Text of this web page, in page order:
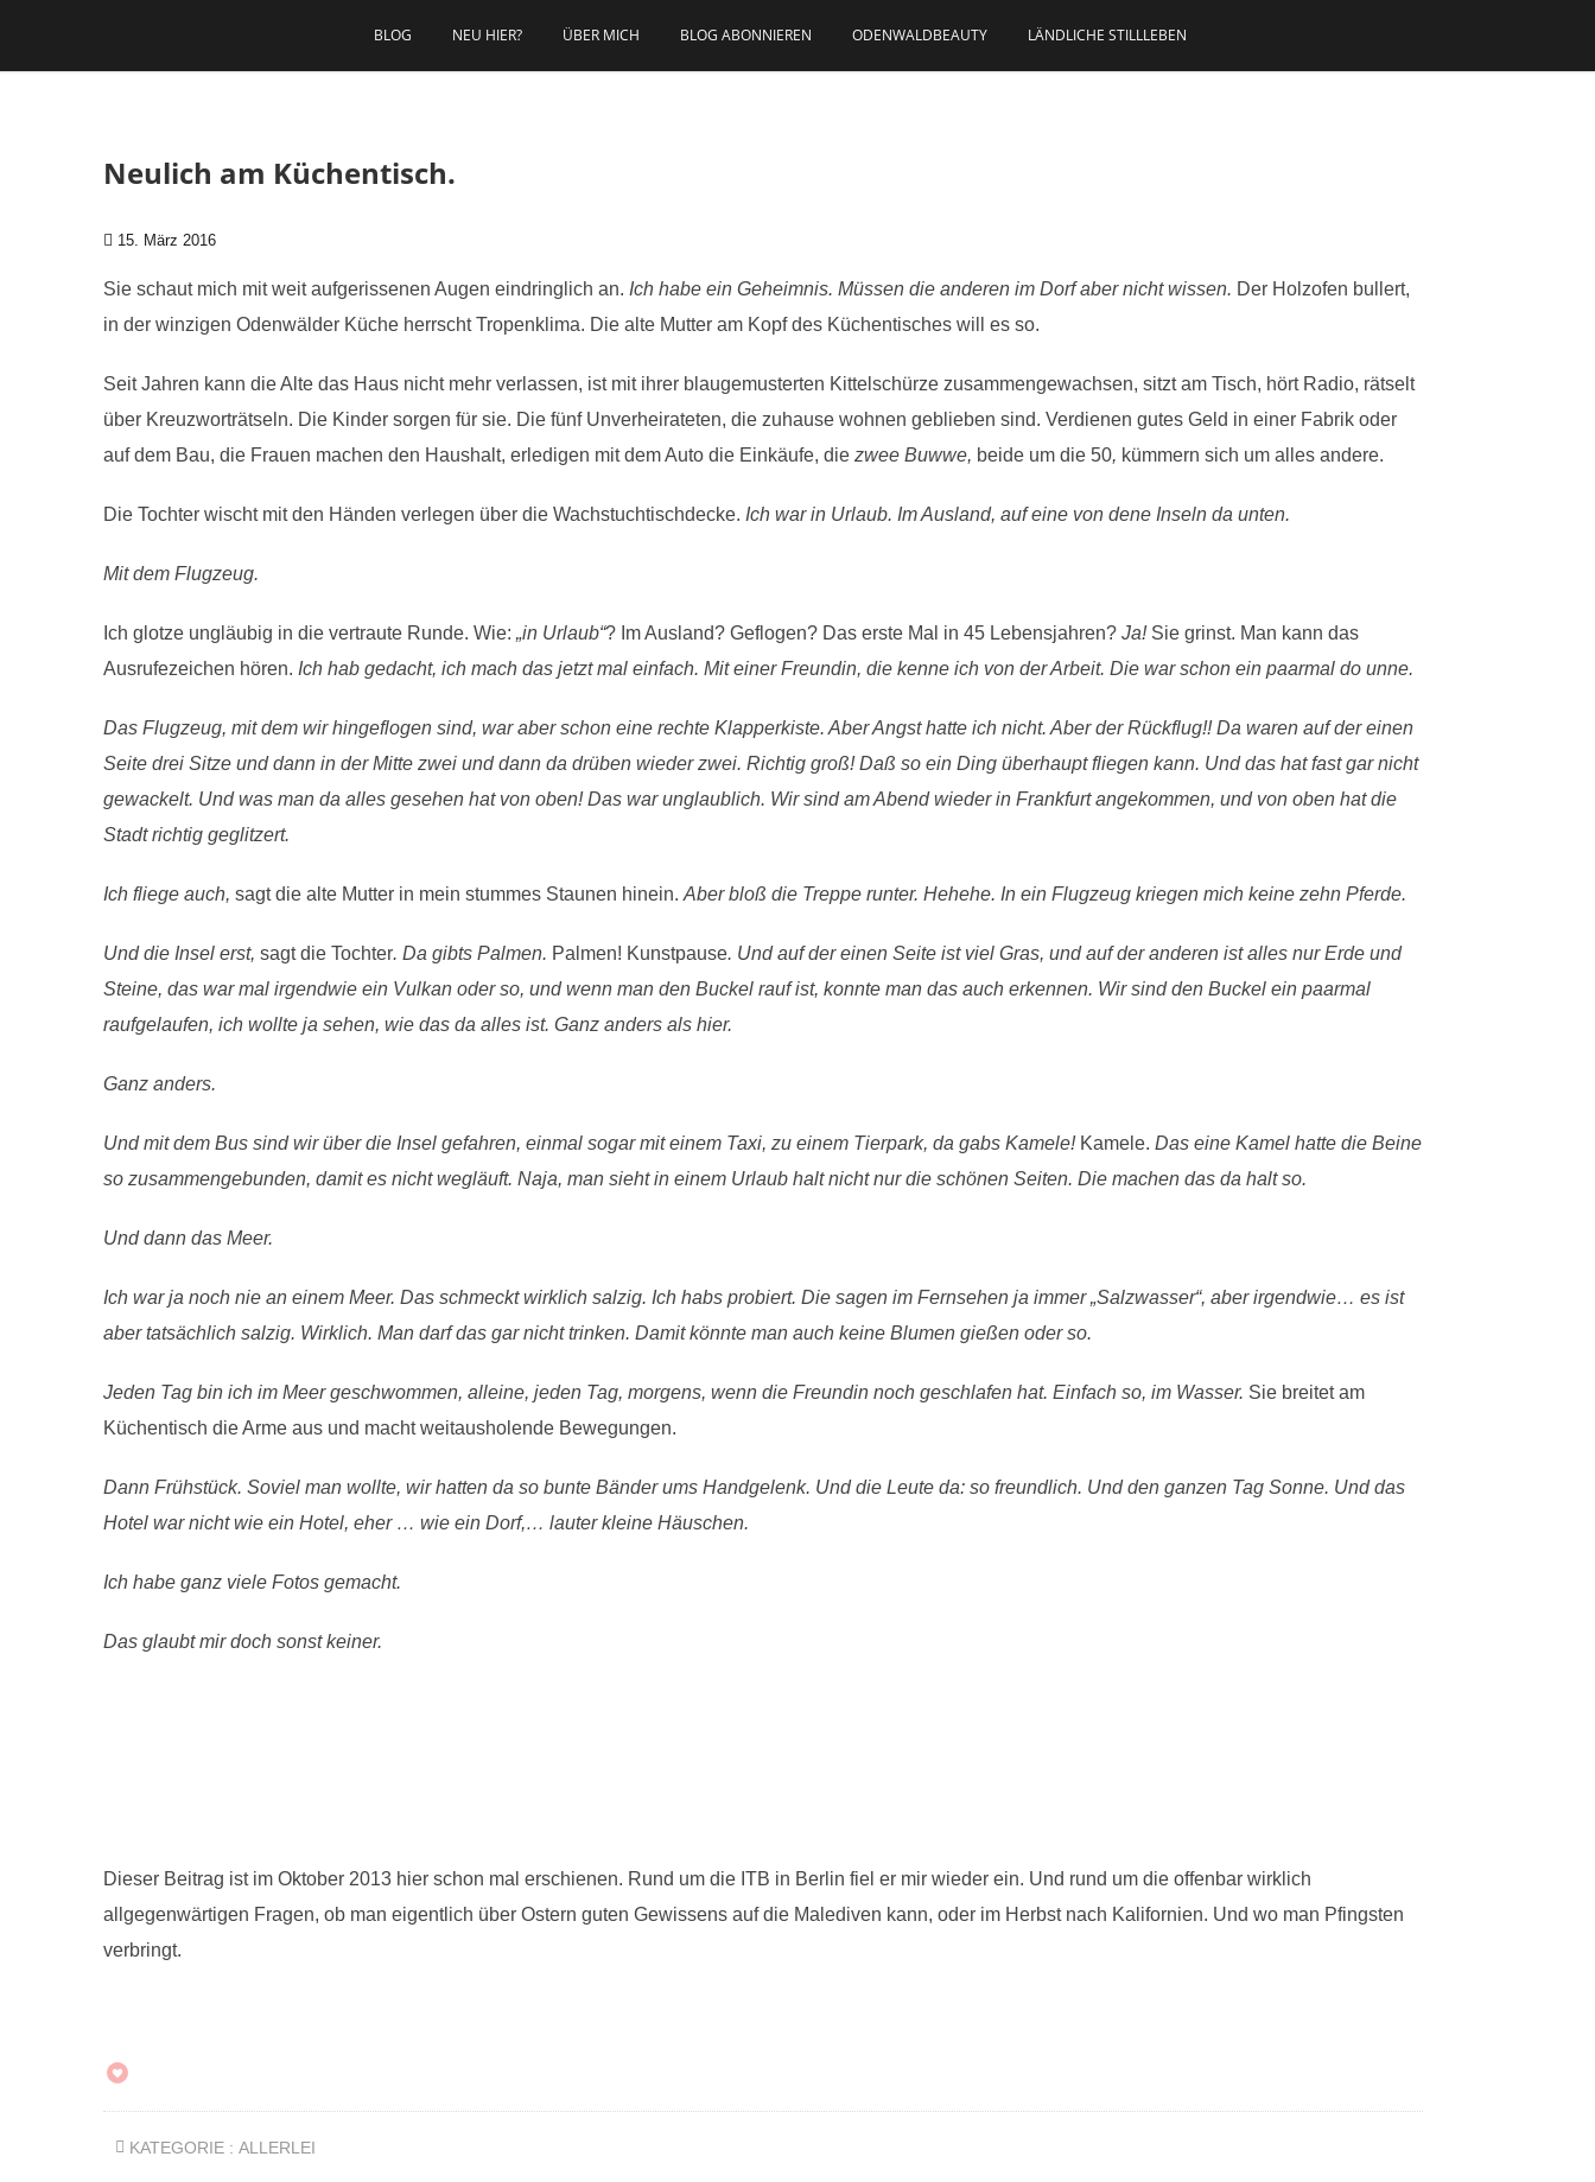
BLOG
NEU HIER? ÜBER MICH BLOG ABONNIEREN ODENWALDBEAUTY LÄNDLICHE STILLLEBEN
Neulich am Küchentisch.
15. März 2016
Sie schaut mich mit weit aufgerissenen Augen eindringlich an. Ich habe ein Geheimnis. Müssen die anderen im Dorf aber nicht wissen. Der Holzofen bullert,
in der winzigen Odenwälder Küche herrscht Tropenklima. Die alte Mutter am Kopf des Küchentisches will es so.
Seit Jahren kann die Alte das Haus nicht mehr verlassen, ist mit ihrer blaugemusterten Kittelschürze zusammengewachsen, sitzt am Tisch, hört Radio, rätselt
über Kreuzworträtseln. Die Kinder sorgen für sie. Die fünf Unverheirateten, die zuhause wohnen geblieben sind. Verdienen gutes Geld in einer Fabrik oder
auf dem Bau, die Frauen machen den Haushalt, erledigen mit dem Auto die Einkäufe, die zwee Buwwe, beide um die 50, kümmern sich um alles andere.
Die Tochter wischt mit den Händen verlegen über die Wachstuchtischdecke. Ich war in Urlaub. Im Ausland, auf eine von dene Inseln da unten.
Mit dem Flugzeug.
Ich glotze ungläubig in die vertraute Runde. Wie: „in Urlaub“? Im Ausland? Geflogen? Das erste Mal in 45 Lebensjahren? Ja!Sie grinst. Man kann das
Ausrufezeichen hören. Ich hab gedacht, ich mach das jetzt mal einfach. Mit einer Freundin, die kenne ich von der Arbeit. Die war schon ein paarmal do unne.
Das Flugzeug, mit dem wir hingeflogen sind, war aber schon eine rechte Klapperkiste. Aber Angst hatte ich nicht. Aber der Rückflug!! Da waren auf der einen
Seite drei Sitze und dann in der Mitte zwei und dann da drüben wieder zwei. Richtig groß! Daß so ein Ding überhaupt fliegen kann. Und das hat fast gar nicht
gewackelt. Und was man da alles gesehen hat von oben! Das war unglaublich. Wir sind am Abend wieder in Frankfurt angekommen, und von oben hat die
Stadt richtig geglitzert.
Ich fliege auch, sagt die alte Mutter in mein stummes Staunen hinein. Aber bloß die Treppe runter. Hehehe. In ein Flugzeug kriegen mich keine zehn Pferde.
Und die Insel erst, sagt die Tochter. Da gibts Palmen. Palmen! Kunstpause. Und auf der einen Seite ist viel Gras, und auf der anderen ist alles nur Erde und
Steine, das war mal irgendwie ein Vulkan oder so, und wenn man den Buckel rauf ist, konnte man das auch erkennen. Wir sind den Buckel ein paarmal
raufgelaufen, ich wollte ja sehen, wie das da alles ist. Ganz anders als hier.
Ganz anders.
Und mit dem Bus sind wir über die Insel gefahren, einmal sogar mit einem Taxi, zu einem Tierpark, da gabs Kamele! Kamele. Das eine Kamel hatte die Beine
so zusammengebunden, damit es nicht wegläuft. Naja, man sieht in einem Urlaub halt nicht nur die schönen Seiten. Die machen das da halt so.
Und dann das Meer.
Ich war ja noch nie an einem Meer. Das schmeckt wirklich salzig. Ich habs probiert. Die sagen im Fernsehen ja immer „Salzwasser“, aber irgendwie… es ist
aber tatsächlich salzig. Wirklich. Man darf das gar nicht trinken. Damit könnte man auch keine Blumen gießen oder so.
Jeden Tag bin ich im Meer geschwommen, alleine, jeden Tag, morgens, wenn die Freundin noch geschlafen hat. Einfach so, im Wasser. Sie breitet am
Küchentisch die Arme aus und macht weitausholende Bewegungen.
Dann Frühstück. Soviel man wollte, wir hatten da so bunte Bänder ums Handgelenk. Und die Leute da: so freundlich. Und den ganzen Tag Sonne. Und das
Hotel war nicht wie ein Hotel, eher … wie ein Dorf,… lauter kleine Häuschen.
Ich habe ganz viele Fotos gemacht.
Das glaubt mir doch sonst keiner.
Dieser Beitrag ist im Oktober 2013 hier schon mal erschienen. Rund um die ITB in Berlin fiel er mir wieder ein. Und rund um die offenbar wirklich
allgegenwärtigen Fragen, ob man eigentlich über Ostern guten Gewissens auf die Malediven kann, oder im Herbst nach Kalifornien. Und wo man Pfingsten
verbringt.
KATEGORIE : ALLERLEI